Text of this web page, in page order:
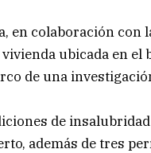
en colaboración con
ubicada en el
de una
de
además de tres